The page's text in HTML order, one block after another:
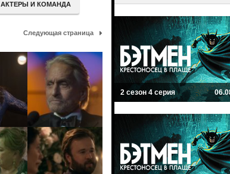
АКТЕРЫ И КОМАНДА
Следующая страница
2 сезон 4 серия